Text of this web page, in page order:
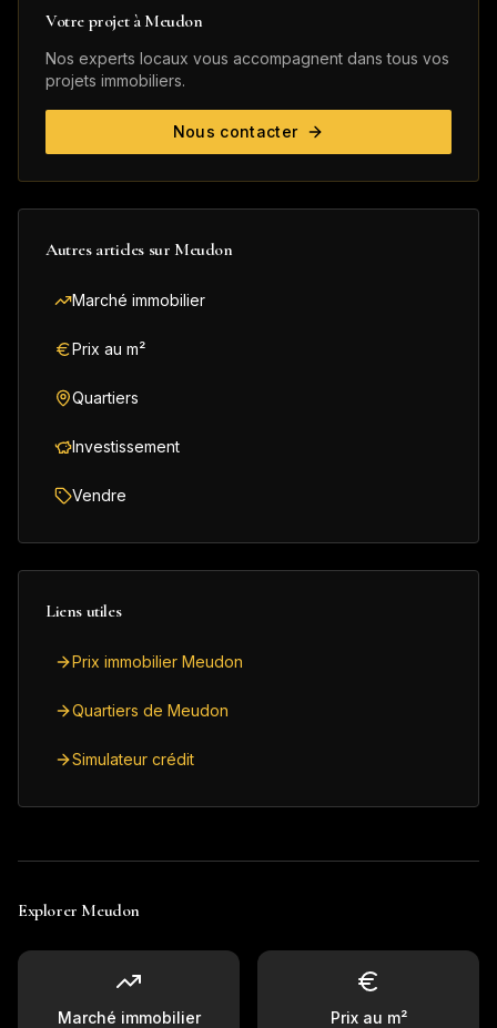
Votre projet à Meudon
Nos experts locaux vous accompagnent dans tous vos
projets immobiliers.
Nous contacter
Autres articles sur Meudon
Marché immobilier
Prix au m²
Quartiers
Investissement
Vendre
Liens utiles
Prix immobilier Meudon
Quartiers de Meudon
Simulateur crédit
Explorer Meudon
Marché immobilier Prix au m²